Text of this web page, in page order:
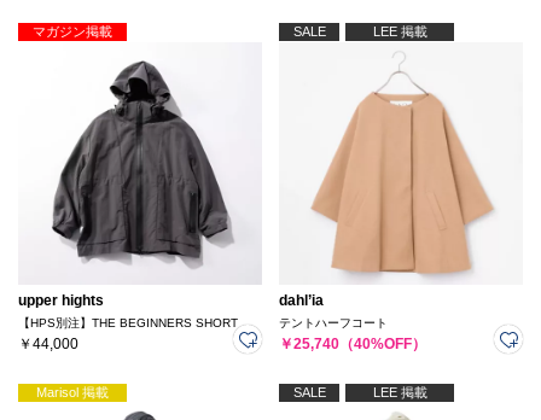
マガジン掲載
upper hights
【HPS別注】THE BEGINNERS SHORT
￥44,000
SALE LEE 掲載
dahl’ia
テントハーフコート
￥25,740（40%OFF）
Marisol 掲載 SALE LEE 掲載